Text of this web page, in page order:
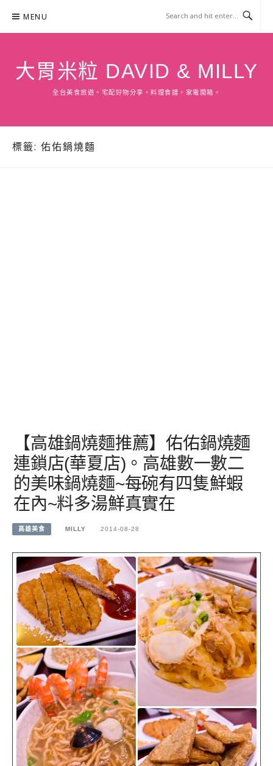
content
MENU
大胃米粒 DAVID & MILLY
全台美食旅遊。宅配好物分享。料理食譜。家電開箱。
標籤: 佑佑鍋燒麵
【高雄鍋燒麵推薦】佑佑鍋燒麵
連鎖店(華夏店)。高雄數一數二
的美味鍋燒麵~每碗有四隻鮮蝦
在內~料多湯鮮真實在
高雄美食 MILLY 2014-08-28